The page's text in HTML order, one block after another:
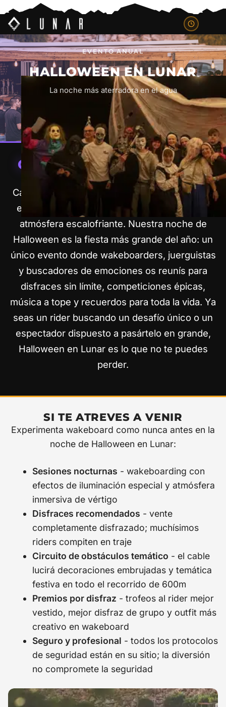
EVENTO ANUAL
HALLOWEEN EN LUNAR
La noche más aterradora en el agua
CUANDO CAE LA NOCHE...
Cada octubre, Lunar Cable Park se transforma
en un auténtico espectáculo de adrenalina y
atmósfera escalofriante. Nuestra noche de
Halloween es la fiesta más grande del año: un
único evento donde wakeboarders, juerguistas
y buscadores de emociones os reunís para
disfraces sin límite, competiciones épicas,
música a tope y recuerdos para toda la vida. Ya
seas un rider buscando un desafío único o un
espectador dispuesto a pasártelo en grande,
Halloween en Lunar es lo que no te puedes
perder.
SI TE ATREVES A VENIR
Experimenta wakeboard como nunca antes en la
noche de Halloween en Lunar:
Sesiones nocturnas - wakeboarding con
efectos de iluminación especial y atmósfera
inmersiva de vértigo
Disfraces recomendados - vente
completamente disfrazado; muchísimos
riders compiten en traje
Circuito de obstáculos temático - el cable
lucirá decoraciones embrujadas y temática
festiva en todo el recorrido de 600m
Premios por disfraz - trofeos al rider mejor
vestido, mejor disfraz de grupo y outfit más
creativo en wakeboard
Seguro y profesional - todos los protocolos
de seguridad están en su sitio; la diversión
no compromete la seguridad